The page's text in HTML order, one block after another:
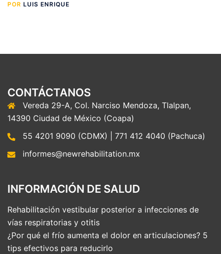
POR LUIS ENRIQUE
CONTÁCTANOS
Vereda 29-A, Col. Narciso Mendoza, Tlalpan,
14390 Ciudad de México (Coapa)
55 4201 9090 (CDMX) | 771 412 4040 (Pachuca)
informes@newrehabilitation.mx
INFORMACIÓN DE SALUD
Rehabilitación vestibular posterior a infecciones de
vías respiratorias y otitis
¿Por qué el frío aumenta el dolor en articulaciones? 5
tips efectivos para reducirlo